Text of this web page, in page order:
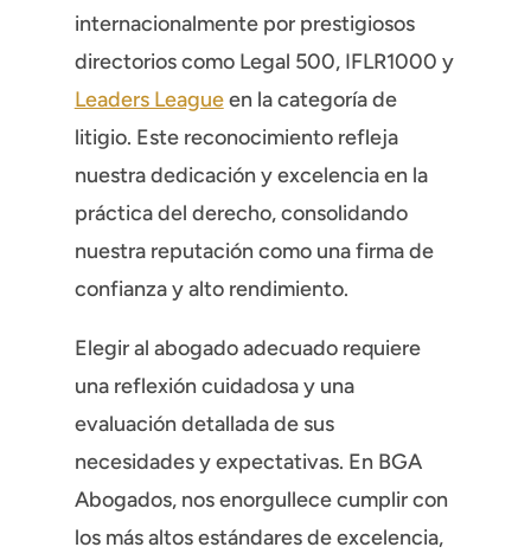
internacionalmente por prestigiosos
directorios como Legal 500, IFLR1000 y
Leaders Leagueen la categoría de
litigio. Este reconocimiento refleja
nuestra dedicación y excelencia en la
práctica del derecho, consolidando
nuestra reputación como una firma de
confianza y alto rendimiento.
Elegir al abogado adecuado requiere
una reflexión cuidadosa y una
evaluación detallada de sus
necesidades y expectativas. En BGA
Abogados, nos enorgullece cumplir con
los más altos estándares de excelencia,